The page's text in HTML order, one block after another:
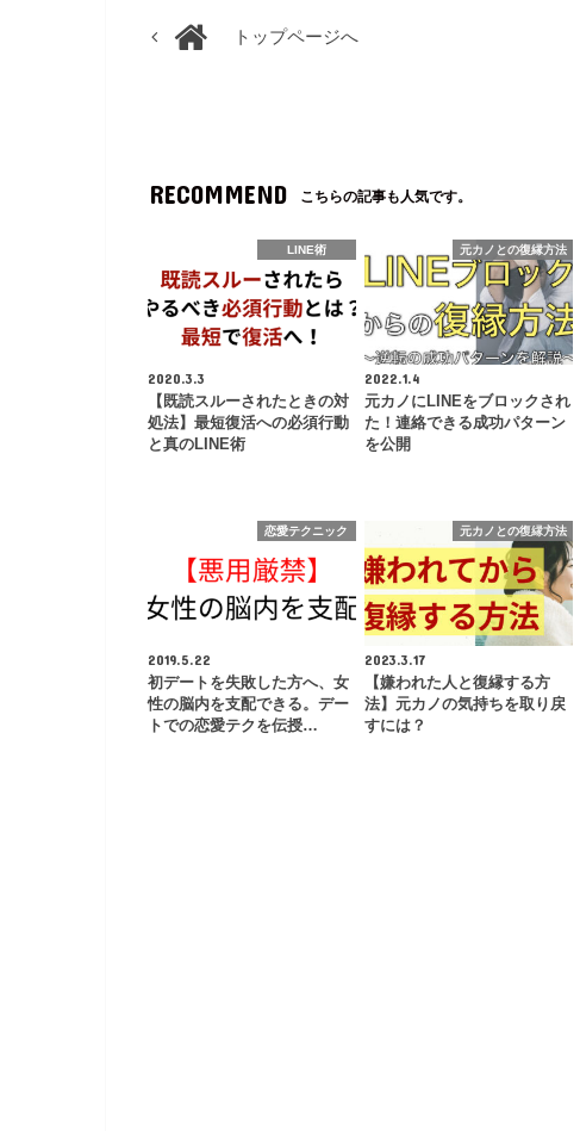
トップページへ
RECOMMEND こちらの記事も人気です。
LINE術
2020.3.3
【既読スルーされたときの対
処法】最短復活への必須行動
と真のLINE術
元カノとの復縁方法
2022.1.4
元カノにLINEをブロックされ
た！連絡できる成功パターン
を公開
恋愛テクニック
2019.5.22
初デートを失敗した方へ、女
性の脳内を支配できる。デー
トでの恋愛テクを伝授…
元カノとの復縁方法
2023.3.17
【嫌われた人と復縁する方
法】元カノの気持ちを取り戻
すには？